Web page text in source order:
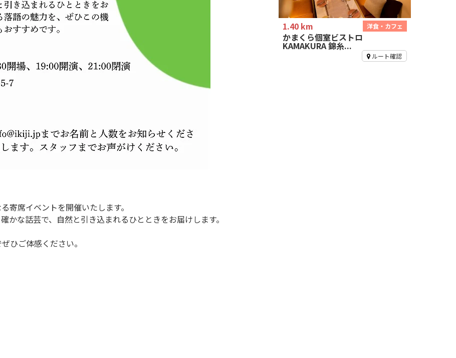
寄席イベントを開催いたします。
な話芸で、自然と引き込まれるひとときをお届けします。
ひご体感ください。
1.40 km 洋食・カフェ
かまくら個室ビストロ
KAMAKURA 錦糸...
ルート確認